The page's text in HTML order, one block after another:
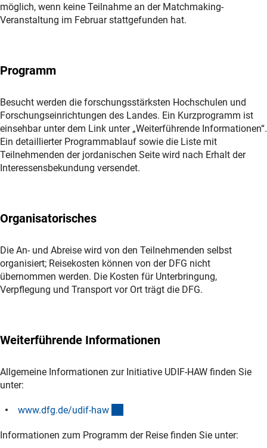
möglich, wenn keine Teilnahme an der Matchmaking-
Veranstaltung im Februar stattgefunden hat.
Programm
Besucht werden die forschungsstärksten Hochschulen und
Forschungseinrichtungen des Landes. Ein Kurzprogramm ist
einsehbar unter dem Link unter „Weiterführende Informationen“.
Ein detaillierter Programmablauf sowie die Liste mit
Teilnehmenden der jordanischen Seite wird nach Erhalt der
Interessensbekundung versendet.
Organisatorisches
Die An- und Abreise wird von den Teilnehmenden selbst
organisiert; Reisekosten können von der DFG nicht
übernommen werden. Die Kosten für Unterbringung,
Verpflegung und Transport vor Ort trägt die DFG.
Weiterführende Informationen
Allgemeine Informationen zur Initiative UDIF-HAW finden Sie
unter:
www.dfg.de/udif-haw
Informationen zum Programm der Reise finden Sie unter: